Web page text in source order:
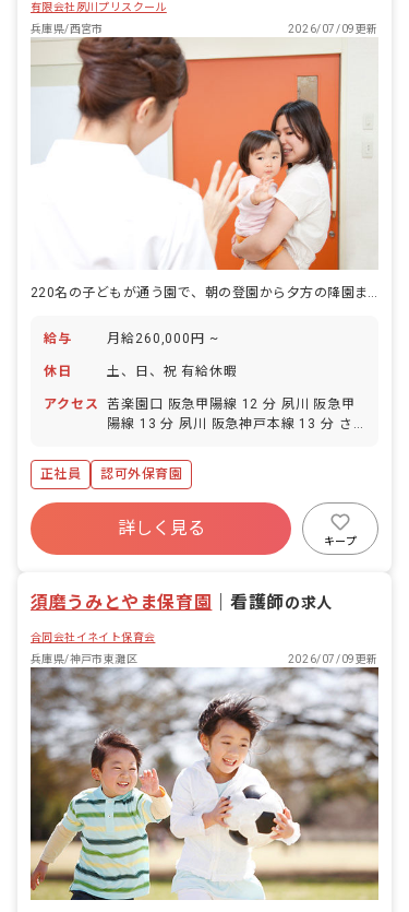
有限会社夙川プリスクール
兵庫県/西宮市
2026/07/09更新
220名の子どもが通う園で、朝の登園から夕方の降園まで、一人ひとりの体調に目を配れます。
給与 月給260,000円 ~
休日 土、日、祝 有給休暇
アクセス
苦楽園口 阪急甲陽線 12 分 夙川 阪急甲
陽線 13 分 夙川 阪急神戸本線 13 分 さ
神本線 21 分
正社員 認可外保育園
詳しく見る
キープ
須磨うみとやま保育園 ｜看護師の求人
合同会社イネイト保育会
兵庫県/神戸市東灘区
2026/07/09更新